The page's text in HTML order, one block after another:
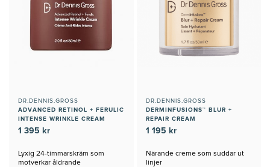
DR.DENNIS.GROSS
ADVANCED RETINOL + FERULIC
INTENSE WRINKLE CREAM
1 395 kr
Lyxig 24-timmarskräm som
motverkar åldrande
DR.DENNIS.GROSS
DERMINFUSIONS™ BLUR +
REPAIR CREAM
1 195 kr
Närande creme som suddar ut
linjer